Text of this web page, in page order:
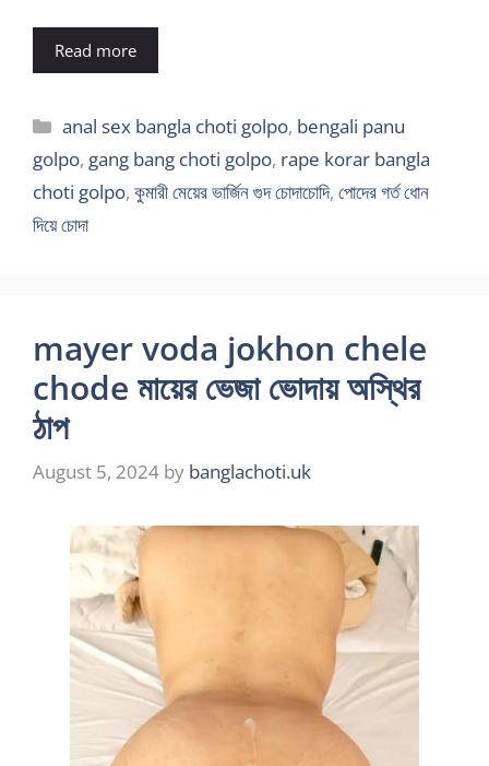
Read more
Categories
anal sex bangla choti golpo, bengali panu
golpo, gang bang choti golpo, rape korar bangla
choti golpo, কুমারী মেয়ের ভার্জিন গুদ চোদাচোদি, পোদের গর্ত ধোন
দিয়ে চোদা
mayer voda jokhon chele
chode মায়ের ভেজা ভোদায় অস্থির
ঠাপ
August 5, 2024 by banglachoti.uk